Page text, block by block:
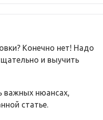
Конечно нет! Надо
и выучить
важных нюансах,
статье.